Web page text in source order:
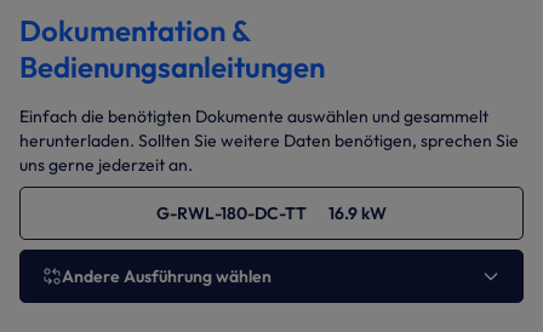
Dokumentation &
Bedienungsanleitungen
Einfach die benötigten Dokumente auswählen und gesammelt
herunterladen. Sollten Sie weitere Daten benötigen, sprechen Sie
uns gerne jederzeit an.
G-RWL-180-DC-TT 16.9 kW
Andere Ausführung wählen